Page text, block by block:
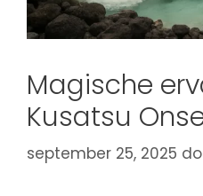
Magische
Kusatsu
september 25, 2025